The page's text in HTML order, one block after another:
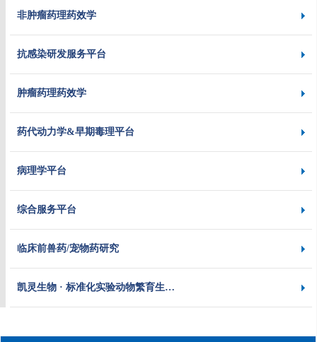
非肿瘤药理药效学
抗感染研发服务平台
肿瘤药理药效学
药代动力学&早期毒理平台
病理学平台
综合服务平台
临床前兽药/宠物药研究
凯灵生物 · 标准化实验动物繁育生…